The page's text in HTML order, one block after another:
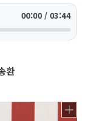
00:00 / 03:44
환